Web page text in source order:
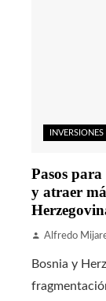
Pasos
y atraer
Alfredo
Bosnia y